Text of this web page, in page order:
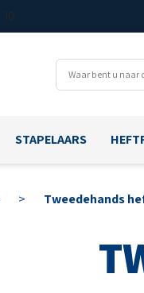
STAPELAARS
> Tweedehands